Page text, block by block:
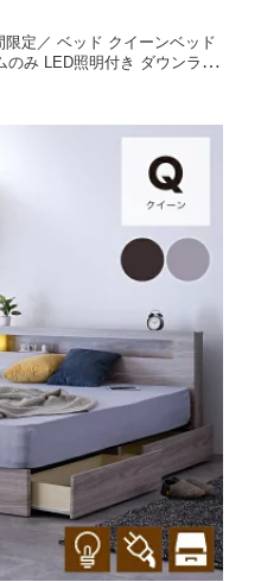
定／ ベッド クイーンベッド
のみ LED照明付き ダウンライ
ット / 足元ライト フットライ